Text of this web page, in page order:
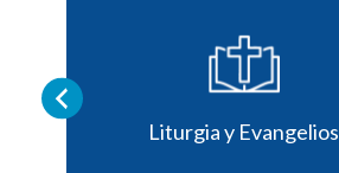
Liturgia y Evangelios